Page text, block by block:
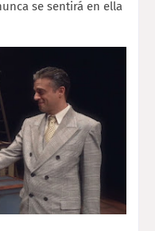
se sentirá en ella